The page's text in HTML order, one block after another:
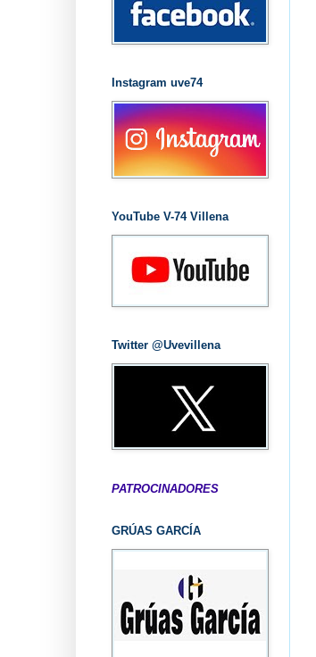
Instagram uve74
YouTube V-74 Villena
Twitter @Uvevillena
PATROCINADORES
GRÚAS GARCÍA